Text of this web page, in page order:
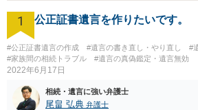
1 公正証書遺言を作りたいです。
#公正証書遺言の作成 #遺言の書き直し・やり直し #
#家族間の相続トラブル
#遺言の真偽鑑定・遺言無効
2022年6月17日
相続・遺言に強い弁護士
尾畠 弘典 弁護士